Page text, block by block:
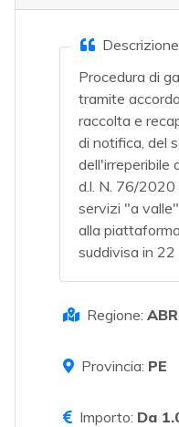
Procedura di
tramite
raccolta e
di notifica, del
dell'irreperibile
d.l. N. 76/2020
servizi "a
alla
suddivisa in
Regione:
Provincia: PE
Importo: Da